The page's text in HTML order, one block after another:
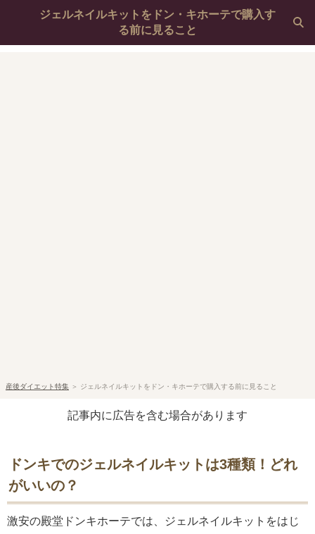
ジェルネイルキットをドン・キホーテで購入す
る前に見ること
産後ダイエット特集 ＞ ジェルネイルキットをドン・キホーテで購入する前に見ること
記事内に広告を含む場合があります
ドンキでのジェルネイルキットは3種類！どれ
がいいの？
激安の殿堂ドンキホーテでは、ジェルネイルキットをはじ